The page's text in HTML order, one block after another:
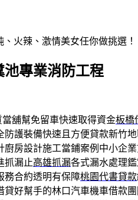
火辣、激情美女任你做挑選！
專業消防工程
當舖幫免留車快速取得資金板橋
防護裝備快速且方便貸款新竹地
廚房設計施工當鋪案例中小企
抓漏止高雄抓漏各式漏水處理
務合約透明有保障桃園代書貸款
貸好幫手的林口汽車機車借款